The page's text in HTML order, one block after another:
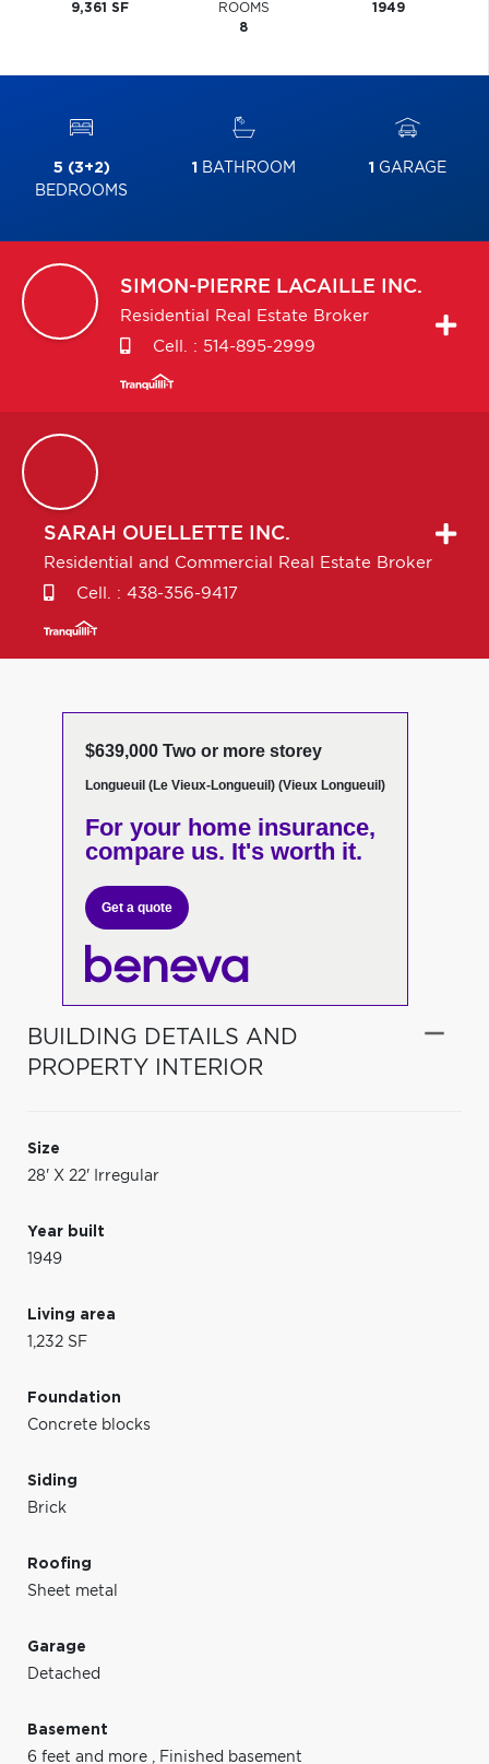
9,361 SF
ROOMS
8
1949
5 (3+2)
BEDROOMS
1 BATHROOM 1 GARAGE
SIMON-PIERRE LACAILLE INC.
Residential Real Estate Broker
Cell. : 514-895-2999
SARAH OUELLETTE INC.
Residential and Commercial Real Estate Broker
Cell. : 438-356-9417
$639,000 Two or more storey
Longueuil (Le Vieux-Longueuil) (Vieux Longueuil)
For your home insurance,
compare us. It's worth it.
Get a quote
BUILDING DETAILS AND
PROPERTY INTERIOR
Size
28' X 22' Irregular
Year built
1949
Living area
1,232 SF
Foundation
Concrete blocks
Siding
Brick
Roofing
Sheet metal
Garage
Detached
Basement
6 feet and more , Finished basement